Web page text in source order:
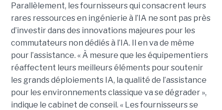
Parallèlement, les fournisseurs qui consacrent leurs
rares ressources en ingénierie à l’IA ne sont pas près
d’investir dans des innovations majeures pour les
commutateurs non dédiés à l’IA. Il en va de même
pour l’assistance. « À mesure que les équipementiers
réaffectent leurs meilleurs éléments pour soutenir
les grands déploiements IA, la qualité de l’assistance
pour les environnements classique va se dégrader »,
indique le cabinet de conseil. « Les fournisseurs se